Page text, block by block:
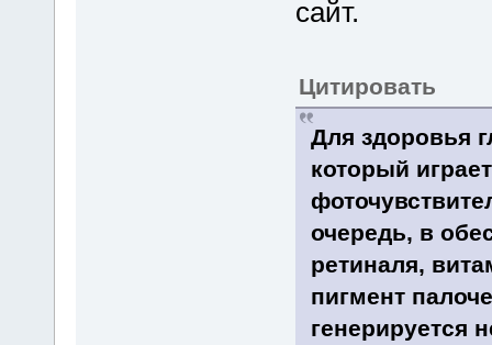
сайт.
Цитировать
Для здоровья
который
очередь, в
ретиналя,
пигмент
генерируется